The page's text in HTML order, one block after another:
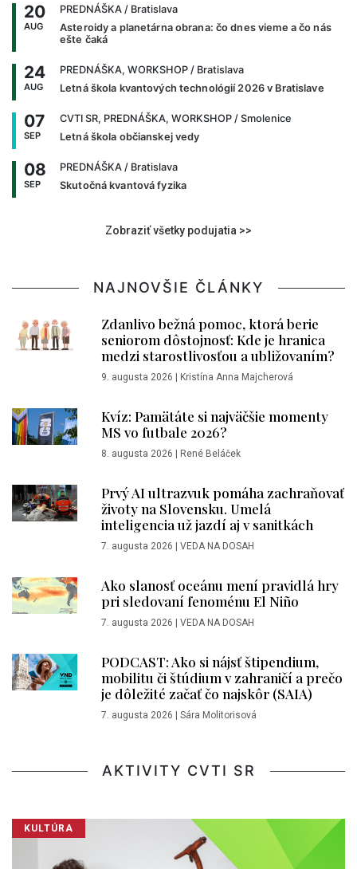
20
AUG
PREDNÁŠKA / Bratislava
Asteroidy a planetárna obrana: čo dnes vieme a čo nás
ešte čaká
24
AUG
PREDNÁŠKA, WORKSHOP / Bratislava
Letná škola kvantových technológií 2026 v Bratislave
07
SEP
CVTI SR, PREDNÁŠKA, WORKSHOP / Smolenice
Letná škola občianskej vedy
08
SEP
PREDNÁŠKA / Bratislava
Skutočná kvantová fyzika
Zobraziť všetky podujatia >>
NAJNOVŠIE ČLÁNKY
Zdanlivo bežná pomoc, ktorá berie
seniorom dôstojnosť: Kde je hranica
medzi starostlivosťou a ubližovaním?
9. augusta 2026 | Kristína Anna Majcherová
Kvíz: Pamätáte si najväčšie momenty
MS vo futbale 2026?
8. augusta 2026 | René Beláček
Prvý AI ultrazvuk pomáha zachraňovať
životy na Slovensku. Umelá
inteligencia už jazdí aj v sanitkách
7. augusta 2026 | VEDA NA DOSAH
Ako slanosť oceánu mení pravidlá hry
pri sledovaní fenoménu El Niño
7. augusta 2026 | VEDA NA DOSAH
PODCAST: Ako si nájsť štipendium,
mobilitu či štúdium v zahraničí a prečo
je dôležité začať čo najskôr (SAIA)
7. augusta 2026 | Sára Molitorisová
AKTIVITY CVTI SR
KULTÚRA